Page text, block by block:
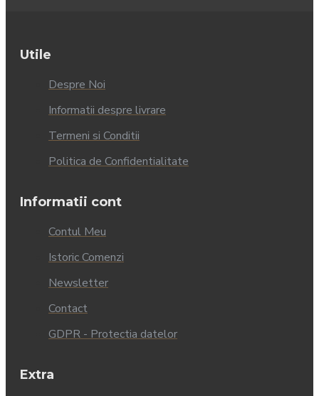
Utile
Despre Noi
Informatii despre livrare
Termeni si Conditii
Politica de Confidentialitate
Informatii cont
Contul Meu
Istoric Comenzi
Newsletter
Contact
GDPR - Protectia datelor
Extra